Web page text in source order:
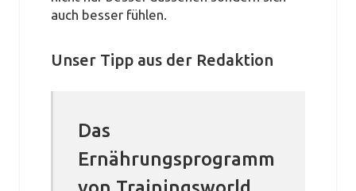
auch besser fühlen.
Unser Tipp aus der Redaktion
Das
Ernährungsprogramm